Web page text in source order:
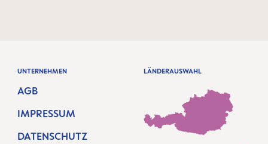
UNTERNEHMEN
AGB
IMPRESSUM
DATENSCHUTZ
LÄNDERAUSWAHL